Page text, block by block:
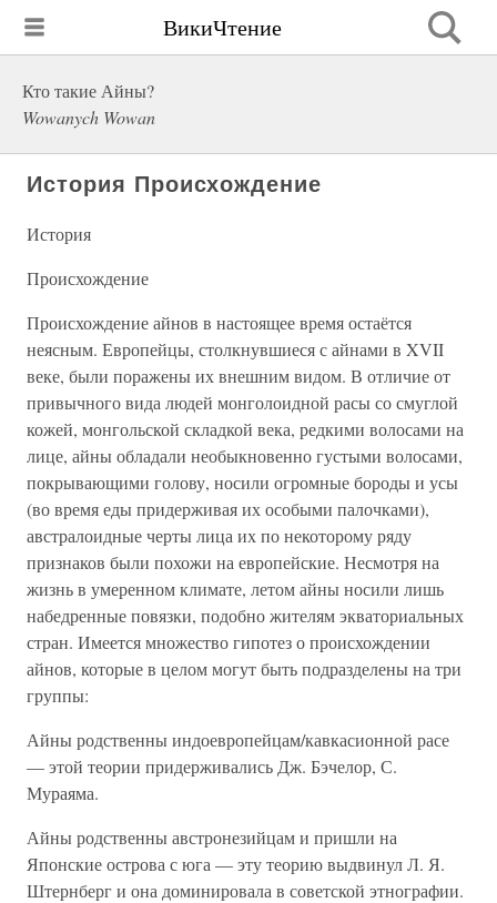
ВикиЧтение
Кто такие Айны?
Wowanych Wowan
История Происхождение
История
Происхождение
Происхождение айнов в настоящее время остаётся
неясным. Европейцы, столкнувшиеся с айнами в XVII
веке, были поражены их внешним видом. В отличие от
привычного вида людей монголоидной расы со смуглой
кожей, монгольской складкой века, редкими волосами на
лице, айны обладали необыкновенно густыми волосами,
покрывающими голову, носили огромные бороды и усы
(во время еды придерживая их особыми палочками),
австралоидные черты лица их по некоторому ряду
признаков были похожи на европейские. Несмотря на
жизнь в умеренном климате, летом айны носили лишь
набедренные повязки, подобно жителям экваториальных
стран. Имеется множество гипотез о происхождении
айнов, которые в целом могут быть подразделены на три
группы:
Айны родственны индоевропейцам/кавкасионной расе
— этой теории придерживались Дж. Бэчелор, С.
Мураяма.
Айны родственны австронезийцам и пришли на
Японские острова с юга — эту теорию выдвинул Л. Я.
Штернберг и она доминировала в советской этнографии.